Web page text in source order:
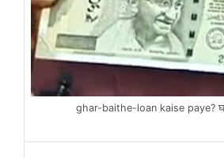
ghar-baithe-loan kaise paye?